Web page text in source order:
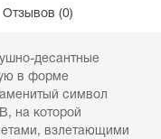
Отзывов (0)
десантные
в форме
символ
на которой
взлетающими